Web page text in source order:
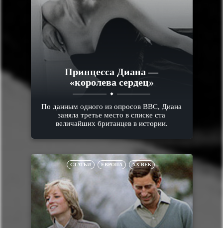
Принцесса Диана —
«королева сердец»
По данным одного из опросов BBC, Диана
заняла третье место в списке ста
величайших британцев в истории.
СТАТЬИ ЕВРОПА XX ВЕК